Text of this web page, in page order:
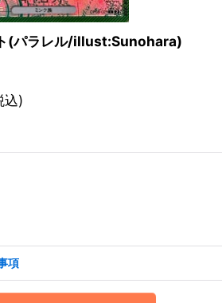
(パラレル/illust:Sunohara)
込)
項